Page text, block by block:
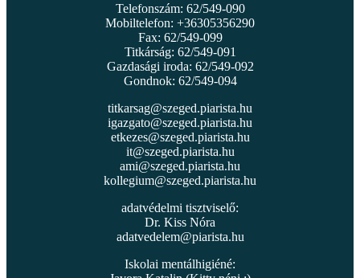
Telefonszám: 62/549-090
Mobiltelefon: +36305356290
Fax: 62/549-099
Titkárság: 62/549-091
Gazdasági iroda: 62/549-092
Gondnok: 62/549-094
titkarsag@szeged.piarista.hu
igazgato@szeged.piarista.hu
etkezes@szeged.piarista.hu
it@szeged.piarista.hu
ami@szeged.piarista.hu
kollegium@szeged.piarista.hu
adatvédelmi tisztviselő:
Dr. Kiss Nóra
adatvedelem@piarista.hu
Iskolai mentálhigiéné: